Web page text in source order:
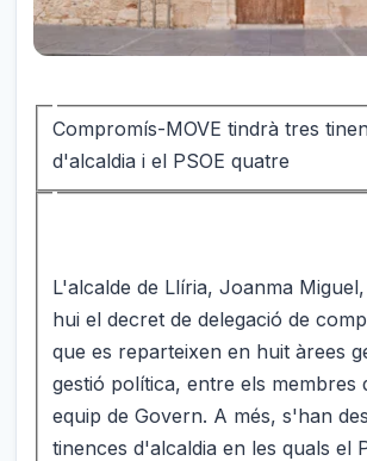
Compromís-MOVE tindrà tres
d'alcaldia i el PSOE quatre
L'alcalde de Llíria, Joanma
hui el decret de delegació de
que es reparteixen en huit àrees
gestió política, entre els membres
equip de Govern. A més, s'han
tinences d'alcaldia en les quals el